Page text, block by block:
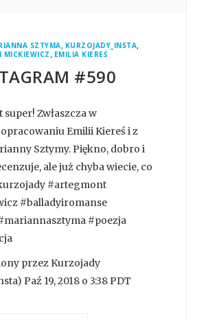
SZTYMA, KURZOJADY_INSTA,
MICKIEWICZ, EMILIA KIEREŚ
#590
Zwłaszcza w
Emilii Kiereś i z
Sztymy. Piękno, dobro i
ale już chyba wiecie, co
#artegmont
#balladyiromanse
#poezja
przez Kurzojady
Paź 19, 2018 o 3:38 PDT